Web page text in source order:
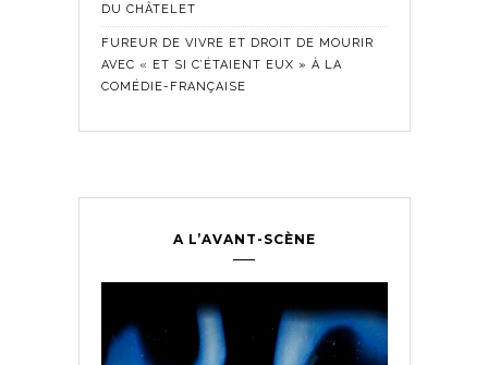
DU CHÂTELET
FUREUR DE VIVRE ET DROIT DE MOURIR
AVEC « ET SI C’ÉTAIENT EUX » À LA
COMÉDIE-FRANÇAISE
A L’AVANT-SCÈNE